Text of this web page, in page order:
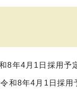
年4月1日採用予
和8年4月1日採用